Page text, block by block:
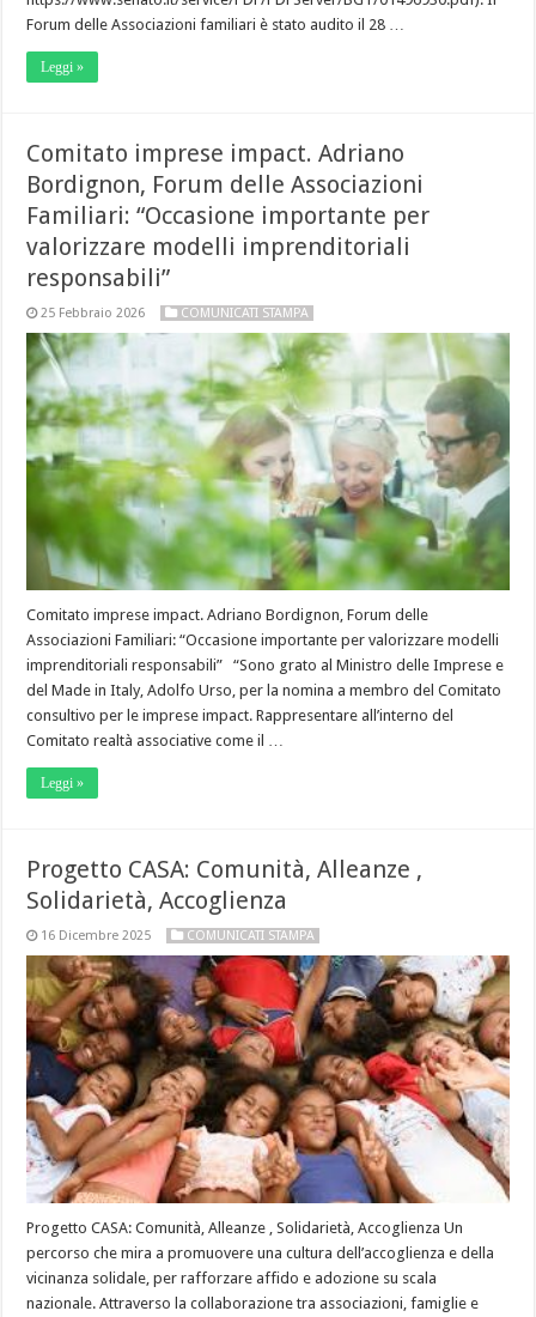
Forum delle Associazioni familiari è stato audito il 28 …
Leggi »
Comitato imprese impact. Adriano
Bordignon, Forum delle Associazioni
Familiari: “Occasione importante per
valorizzare modelli imprenditoriali
responsabili”
25 Febbraio 2026 COMUNICATI STAMPA
Comitato imprese impact. Adriano Bordignon, Forum delle
Associazioni Familiari: “Occasione importante per valorizzare modelli
imprenditoriali responsabili” “Sono grato al Ministro delle Imprese e
del Made in Italy, Adolfo Urso, per la nomina a membro del Comitato
consultivo per le imprese impact. Rappresentare all’interno del
Comitato realtà associative come il …
Leggi »
Progetto CASA: Comunità, Alleanze ,
Solidarietà, Accoglienza
16 Dicembre 2025 COMUNICATI STAMPA
Progetto CASA: Comunità, Alleanze , Solidarietà, Accoglienza Un
percorso che mira a promuovere una cultura dell’accoglienza e della
vicinanza solidale, per rafforzare affido e adozione su scala
nazionale. Attraverso la collaborazione tra associazioni, famiglie e